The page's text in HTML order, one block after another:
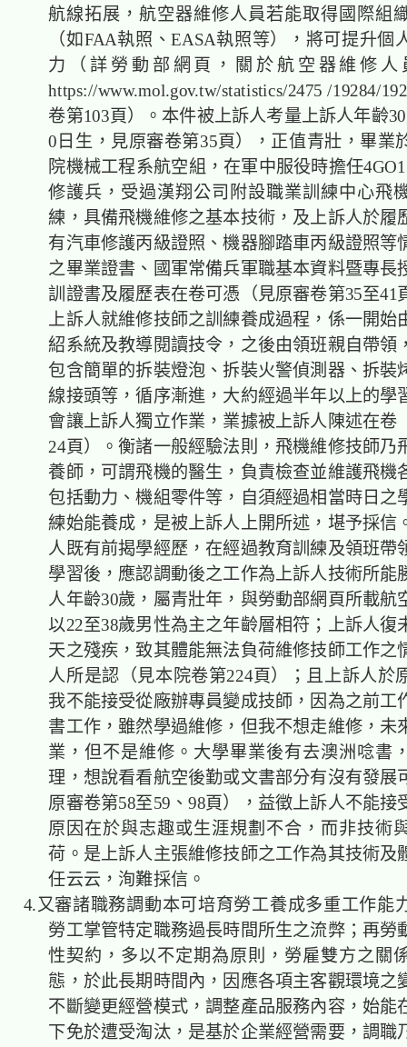
航線拓展，航空器維修人員若能取得國際組
（如FAA執照、EASA執照等），將可提升個
力（詳勞動部網頁，關於航空器維修人
https://www.mol.gov.tw/statistics/2475 /19284/
卷第103頁）。本件被上訴人考量上訴人年齡
0日生，見原審卷第35頁），正值青壯，畢業
院機械工程系航空組，在軍中服役時擔任
修護兵，受過漢翔公司附設職業訓練中心飛
練，具備飛機維修之基本技術，及上訴人於履
有汽車修護丙級證照、機器腳踏車丙級證照等
之畢業證書、國軍常備兵軍職基本資料暨專長
訓證書及履歷表在卷可憑（見原審卷第35至41
上訴人就維修技師之訓練養成過程，係一開始
紹系統及教導閱讀技令，之後由領班親自帶領
包含簡單的拆裝燈泡、拆裝火警偵測器、拆裝
線接頭等，循序漸進，大約經過半年以上的學
會讓上訴人獨立作業，業據被上訴人陳述在卷
24頁）。衡諸一般經驗法則，飛機維修技師乃
養師，可謂飛機的醫生，負責檢查並維護飛機
包括動力、機組零件等，自須經過相當時日之
練始能養成，是被上訴人上開所述，堪予採信
人既有前揭學經歷，在經過教育訓練及領班帶
學習後，應認調動後之工作為上訴人技術所能
人年齡30歲，屬青壯年，與勞動部網頁所載航
以22至38歲男性為主之年齡層相符；上訴人復
天之殘疾，致其體能無法負荷維修技師工作之
人所是認（見本院卷第224頁）；且上訴人於
我不能接受從廠辦專員變成技師，因為之前工
書工作，雖然學過維修，但我不想走維修，未
業，但不是維修。大學畢業後有去澳洲唸書
理，想說看看航空後勤或文書部分有沒有發展
原審卷第58至59、98頁），益徵上訴人不能接
原因在於與志趣或生涯規劃不合，而非技術
荷。是上訴人主張維修技師之工作為其技術及
任云云，洵難採信。
4.又審諸職務調動本可培育勞工養成多重工作能
勞工掌管特定職務過長時間所生之流弊；再勞
性契約，多以不定期為原則，勞雇雙方之關
態，於此長期時間內，因應各項主客觀環境之
不斷變更經營模式，調整產品服務內容，始能
下免於遭受淘汰，是基於企業經營需要，調職